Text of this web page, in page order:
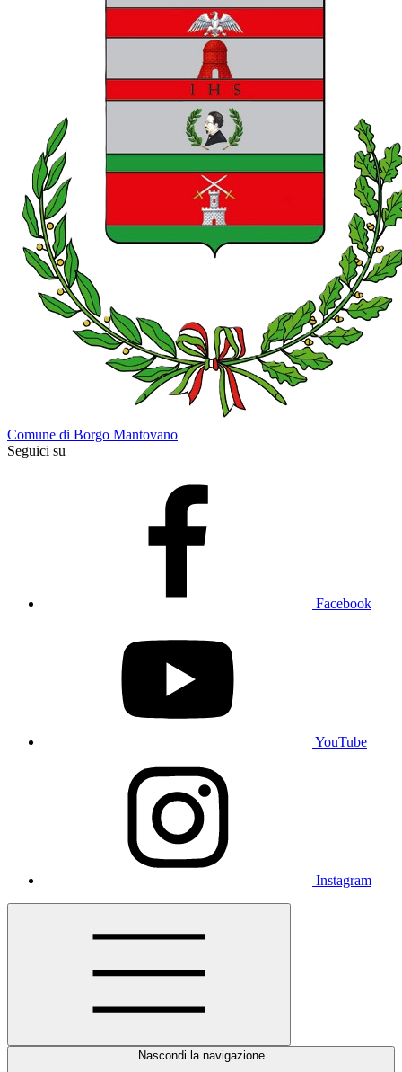
Comune di Borgo Mantovano
Seguici su
Facebook
YouTube
Instagram
Nascondi la navigazione